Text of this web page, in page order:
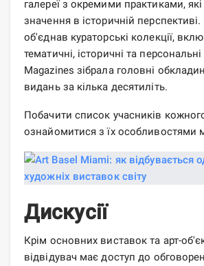
галереї з окремими практиками,
значення в історичній
об'єднав кураторські колекції,
тематичні, історичні та
Magazines зібрала головні
видань за кілька десятиліть.
Побачити список учасників
ознайомитися з їх особливостями
Дискусії
Крім основних виставок та арт-
відвідувач має доступ до